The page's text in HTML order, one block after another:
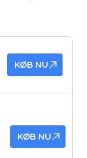
KØB NU
KØB NU